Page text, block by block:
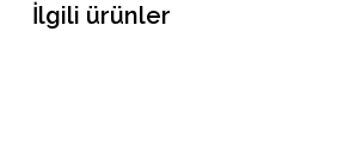
İlgili ürünler